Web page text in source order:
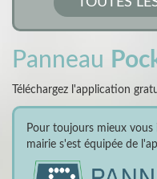
Panneau
Téléchargez l'application
Pour toujours mieux
mairie s'est équipée de